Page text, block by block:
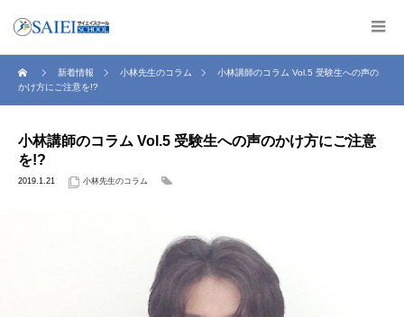
新着情報 小林先生のコラム
小林講師のコラム Vol.5 受験生への声の
かけ方にご注意を!?
小林講師のコラム Vol.5 受験生への声のかけ方にご注意
を!?
2019.1.21 小林先生のコラム